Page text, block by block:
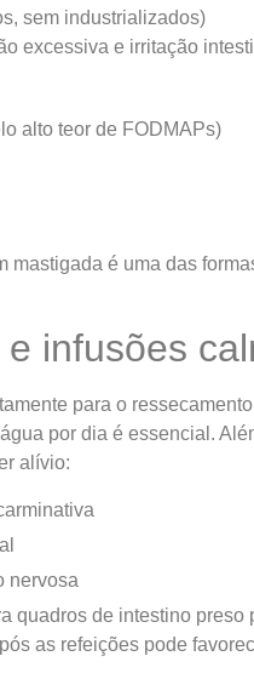
sem industrializados)
excessiva e irritação
alto teor de FODMAPs)
mastigada é uma das
infusões
para o
por dia é essencial.
alívio:
nervosa
quadros de intestino preso
as refeições pode